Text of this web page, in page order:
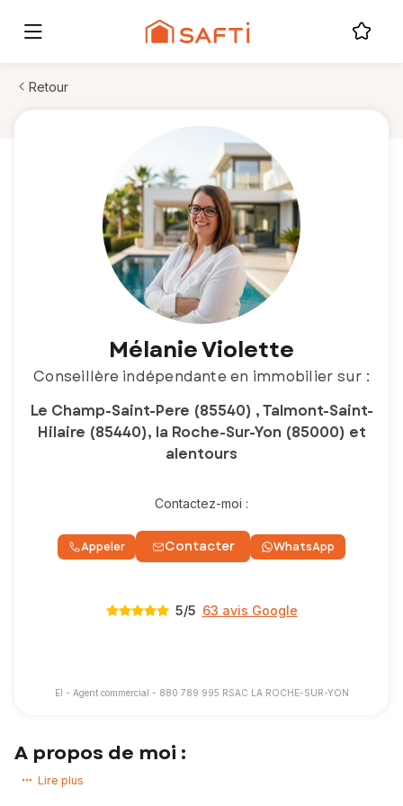
Retour
Mélanie Violette
Conseillère indépendante en immobilier sur :
Le Champ-Saint-Pere (85540) , Talmont-Saint-
Hilaire (85440), la Roche-Sur-Yon (85000) et
alentours
Contactez-moi :
Appeler Contacter WhatsApp
5/5 63 avis Google
EI - Agent commercial - 880 789 995 RSAC LA ROCHE-SUR-YON
A propos de moi :
Bonjour et bienvenue,
Lire plus